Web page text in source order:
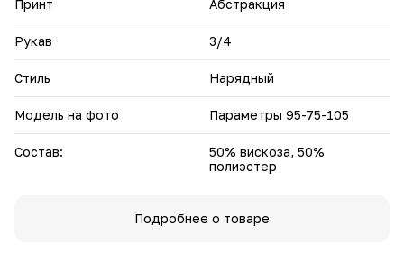
Принт Абстракция
Рукав 3/4
Стиль Нарядный
Модель на фото Параметры 95-75-105
Состав:
50% вискоза, 50%
полиэстер
Подробнее о товаре